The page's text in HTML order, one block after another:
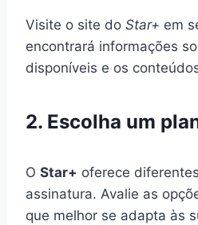
Visite o site do Star+ em
encontrará informações
disponíveis e os
2. Escolha um
O Star+ oferece
assinatura. Avalie as
que melhor se adapta às